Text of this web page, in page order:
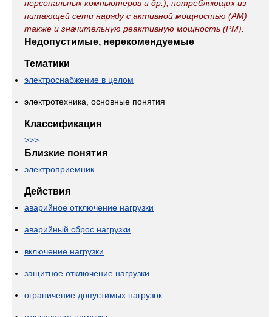
персональных компьютеров и др.), потребляющих из
питающей сети наряду с активной мощностью (АМ)
также и значительную реактивную мощность (РМ).
Недопустимые, нерекомендуемые
Тематики
электроснабжение в целом
электротехника, основные понятия
Классификация
>>>
Близкие понятия
электроприемник
Действия
аварийное отключение нагрузки
аварийный сброс нагрузки
включение нагрузки
защитное отключение нагрузки
ограничение допустимых нагрузок